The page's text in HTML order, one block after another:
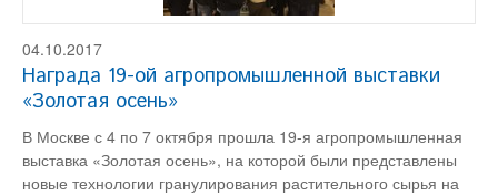
04.10.2017
Награда 19-ой агропромышленной выставки
«Золотая осень»
В Москве с 4 по 7 октября прошла 19-я агропромышленная
выставка «Золотая осень», на которой были представлены
новые технологии гранулирования растительного сырья на